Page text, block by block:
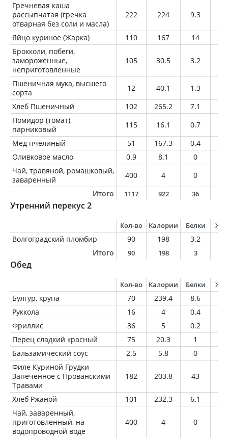
Гречневая каша
рассыпчатая (гречка
отварная без соли и масла)
222 224 9.3
Яйцо куриное (Жарка) 110 167 14
Брокколи, побеги,
замороженные,
неприготовленные
105 30.5 3.2
Пшеничная мука, высшего
сорта
12 40.1 1.3
Хлеб Пшеничный
102 265.2 7.1
Помидор (томат),
парниковый
115 16.1 0.7
Мед пчелиный
51 167.3 0.4
Оливковое масло
0.9 8.1 0
Чай, травяной, ромашковый,
заваренный
400 4 0
Итого
1117 922 36
Утренний перекус 2
Кол-во Калории Белки
Волгоградский пломбир 90 198 3.2
Итого
90 198 3
Обед
Кол-во Калории Белки
Булгур, крупа 70 239.4 8.6
Руккола
16 4 0.4
Фриллис
36 5 0.2
Перец сладкий красный
75 20.3 1
Бальзамический соус
2.5 5.8 0
Филе Куриной Грудки
Запечённое с Прованскими
Травами
182 203.8 43
Хлеб Ржаной 101 232.3 6.1
Чай, заваренный,
приготовленный, на
водопроводной воде
400 4 0